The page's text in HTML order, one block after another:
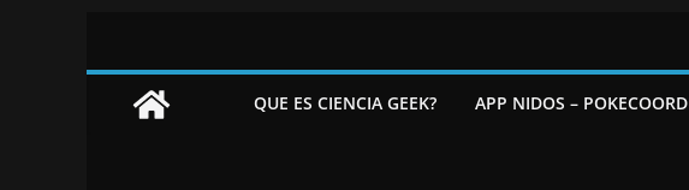
contenido
QUE ES CIENCIA GEEK? APP NIDOS – POKECOORD